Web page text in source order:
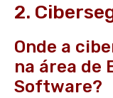
2.
Onde a
na área de
Software?